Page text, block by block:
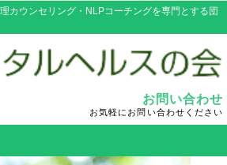
カウンセリング・NLPコーチングを専門とする団
お問い合わせ
お気軽にお問い合わせください